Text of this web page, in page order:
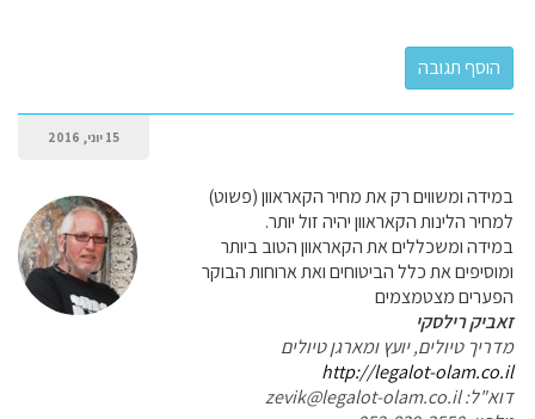
15 יוני, 2016
במידה ומשווים רק את מחיר הקאראוון (פשוט)
למחיר הלינות הקאראוון יהיה זול יותר.
במידה ומשכללים את הקאראוון הטוב ביותר
ומוסיפים את כלל הביטוחים ואת ארוחות הבוקר
הפערים מצטמצמים
זאביק רילסקי
מדריך טיולים, יועץ ומארגן טיולים
http://legalot-olam.co.il
דוא"ל: zevik@legalot-olam.co.il